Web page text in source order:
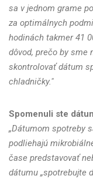
sa v jednom grame
za optimálnych
hodinách takmer 41
dôvod, prečo by sme
skontrolovať dátum
chladničky."
Spomenuli ste
„Dátumom spotreby
podliehajú
čase predstavovať
dátumu „spotrebujte